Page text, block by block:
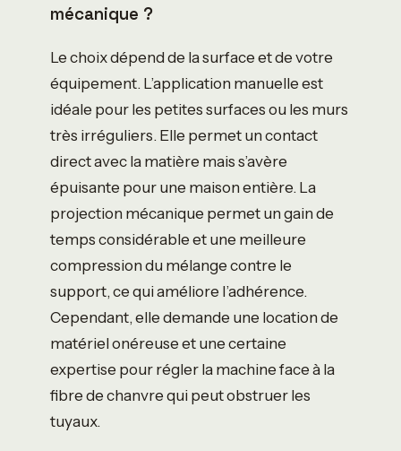
mécanique ?
Le choix dépend de la surface et de votre
équipement. L’application manuelle est
idéale pour les petites surfaces ou les murs
très irréguliers. Elle permet un contact
direct avec la matière mais s’avère
épuisante pour une maison entière. La
projection mécanique permet un gain de
temps considérable et une meilleure
compression du mélange contre le
support, ce qui améliore l’adhérence.
Cependant, elle demande une location de
matériel onéreuse et une certaine
expertise pour régler la machine face à la
fibre de chanvre qui peut obstruer les
tuyaux.